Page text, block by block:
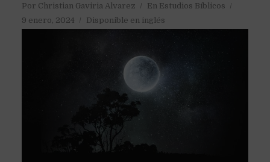
Por Christian Gaviria Alvarez En Estudios Bíblicos
9 enero, 2024
Disponible en inglés